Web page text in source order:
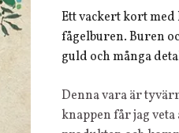
Ett vackert kort
fågelburen. Buren
guld och många
Denna vara är
knappen får jag